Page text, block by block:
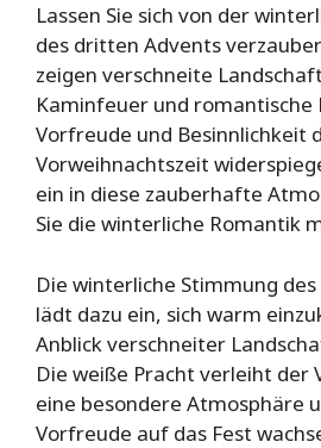
Lassen Sie sich von der
des dritten Advents
zeigen verschneite
Kaminfeuer und romantische
Vorfreude und Besinnlichkeit
Vorweihnachtszeit
ein in diese zauberhafte
Sie die winterliche Romantik
Die winterliche Stimmung
lädt dazu ein, sich warm
Anblick verschneiter
Die weiße Pracht verleiht der
eine besondere Atmosphäre
Vorfreude auf das Fest